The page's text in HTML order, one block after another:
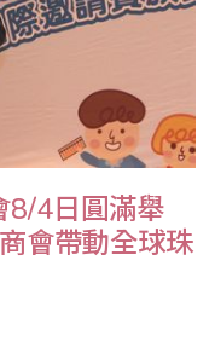
8/4日圓滿舉
會帶動全球珠